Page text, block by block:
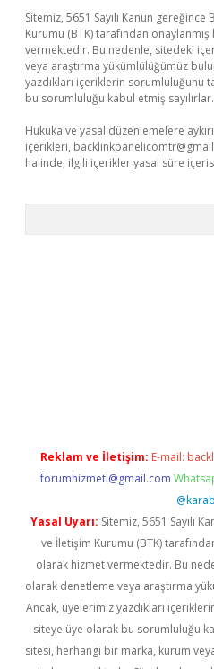
Sitemiz, 5651 Sayılı Kanun
Kurumu (BTK) tarafından
vermektedir. Bu nedenle, sitedeki
veya araştırma yükümlülüğümüz
yazdıkları içeriklerin sorumluluğunu
bu sorumluluğu kabul etmiş sayılırlar.
Hukuka ve yasal düzenlemelere
içerikleri,
halinde, ilgili içerikler yasal süre
Reklam ve İletişim: E-mail:
forumhizmeti@gmail.com
Yasal Uyarı: Sitemiz, 5651 Sayılı
ve İletişim Kurumu (BTK)
olarak hizmet vermektedir. Bu
olarak denetleme veya araştırma
Ancak, üyelerimiz yazdıkları
siteye üye olarak bu sorumluluğu
sitesi, herhangi bir marka, kurum